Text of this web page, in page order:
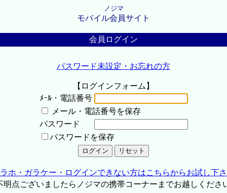
ノジマ
モバイル会員サイト
会員ログイン
パスワード未設定・お忘れの方
【ログインフォーム】
ﾒｰﾙ・電話番号
メール・電話番号を保存
パスワード
パスワードを保存
ホ・ガラケー・ログインできない方はこちらからお試し下
点ございましたらノジマの携帯コーナーまでお越しくださ